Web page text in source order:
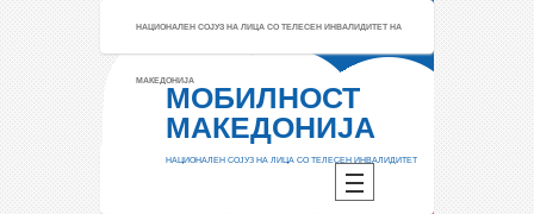
НАЦИОНАЛЕН СОЈУЗ НА ЛИЦА СО ТЕЛЕСЕН ИНВАЛИДИТЕТ НА
МАКЕДОНИЈА
МОБИЛНОСТ
МАКЕДОНИЈА
НАЦИОНАЛЕН СОЈУЗ НА ЛИЦА СО ТЕЛЕСЕН ИНВАЛИДИТЕТ